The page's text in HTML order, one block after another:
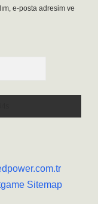
e-posta adresim ve
Sitemap